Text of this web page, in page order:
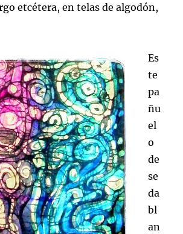
etcétera, en telas de algodón,
Es
te
pa
ñu
el
o
de
se
da
bl
an